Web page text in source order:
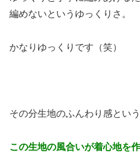
編めないというゆっくりさ。
かなりゆっくりです（笑）
その分生地のふんわり感とい
この生地の風合いが着心地を